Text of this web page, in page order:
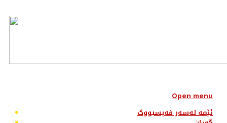
Open menu
ئێمە لەسەر فەیسبووک